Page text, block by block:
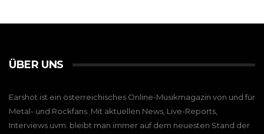
ÜBER UNS
Earshot ist ein österreichisches Online-Musikmagazin von und für
Metal- und Rockfans. Mit aktuellen News, Live-Reports,
Interviews uvm. bleibt man immer auf dem neuesten Stand der